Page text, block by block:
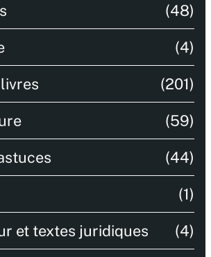
(48)
(4)
(201)
(59)
(44)
(1)
et textes juridiques (4)